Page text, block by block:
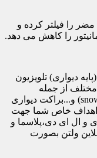
محاظ صفحه نمایش ولتن اشعه ماورای UV مضر را فیلتر کرده و
را کاهش می دهد.
دیواری) تلویزیون
مختلف از جمله
سامسونگ (samsung) و ال جی (lg) اسنوا (snowa) و...براکت دیواری
اهداف خاص شما جهت
و ال ای دی،پلاسما و
ولتن بصورت